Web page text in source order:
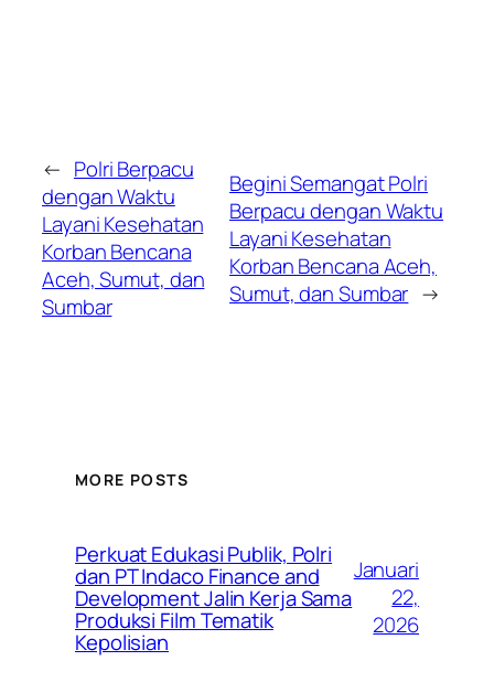
← Polri Berpacu
dengan Waktu
Layani Kesehatan
Korban Bencana
Aceh, Sumut, dan
Sumbar
Begini Semangat Polri
Berpacu dengan Waktu
Layani Kesehatan
Korban Bencana Aceh,
Sumut, dan Sumbar →
MORE POSTS
Perkuat Edukasi Publik, Polri
dan PT Indaco Finance and
Development Jalin Kerja Sama
Produksi Film Tematik
Kepolisian
Januari
22,
2026